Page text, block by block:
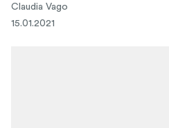
Claudia Vago
15.01.2021